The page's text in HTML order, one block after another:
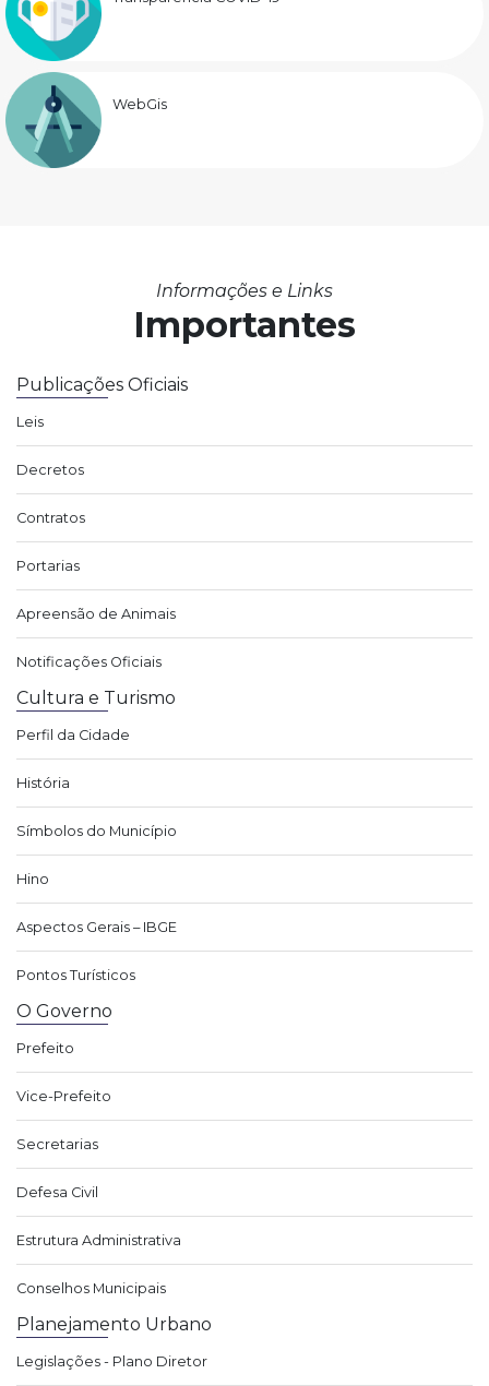
WebGis
Informações e Links
Importantes
Publicações Oficiais
Leis
Decretos
Contratos
Portarias
Apreensão de Animais
Notificações Oficiais
Cultura e Turismo
Perfil da Cidade
História
Símbolos do Município
Hino
Aspectos Gerais – IBGE
Pontos Turísticos
O Governo
Prefeito
Vice-Prefeito
Secretarias
Defesa Civil
Estrutura Administrativa
Conselhos Municipais
Planejamento Urbano
Legislações - Plano Diretor